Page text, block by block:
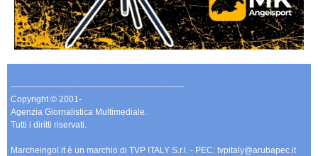
-------------------------------------------------------------
Copyright © 2001-
Agenzia Giornalistica Multimediale.
Tutti i diritti riservati.
Marcheingol.it è un marchio di TVP ITALY S.r.l. - PEC: tvpitaly@arubapec.it